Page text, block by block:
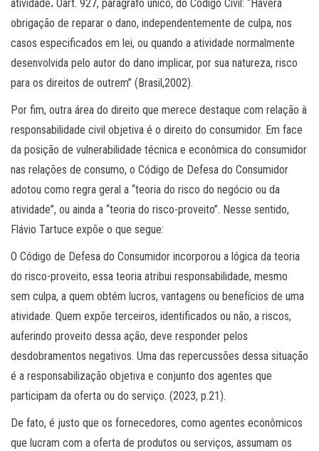
atividade. Oart. 927, parágrafo único, do Código Civil: “Haverá
obrigação de reparar o dano, independentemente de culpa, nos
casos especificados em lei, ou quando a atividade normalmente
desenvolvida pelo autor do dano implicar, por sua natureza, risco
para os direitos de outrem” (Brasil,2002).
Por fim, outra área do direito que merece destaque com relação à
responsabilidade civil objetiva é o direito do consumidor. Em face
da posição de vulnerabilidade técnica e econômica do consumidor
nas relações de consumo, o Código de Defesa do Consumidor
adotou como regra geral a “teoria do risco do negócio ou da
atividade”, ou ainda a “teoria do risco-proveito”. Nesse sentido,
Flávio Tartuce expõe o que segue:
O Código de Defesa do Consumidor incorporou a lógica da teoria
do risco-proveito, essa teoria atribui responsabilidade, mesmo
sem culpa, a quem obtém lucros, vantagens ou benefícios de uma
atividade. Quem expõe terceiros, identificados ou não, a riscos,
auferindo proveito dessa ação, deve responder pelos
desdobramentos negativos. Uma das repercussões dessa situação
é a responsabilização objetiva e conjunto dos agentes que
participam da oferta ou do serviço. (2023, p.21).
De fato, é justo que os fornecedores, como agentes econômicos
que lucram com a oferta de produtos ou serviços, assumam os